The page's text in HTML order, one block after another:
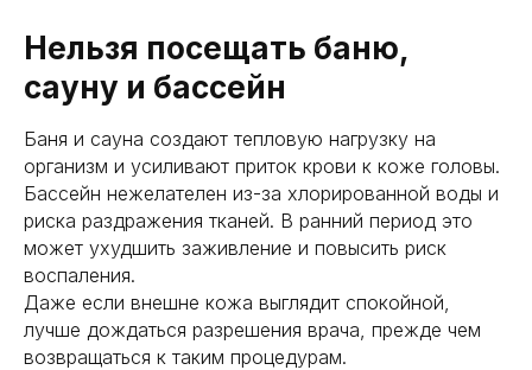
Нельзя посещать баню,
сауну и бассейн
Баня и сауна создают тепловую нагрузку на
организм и усиливают приток крови к коже головы.
Бассейн нежелателен из-за хлорированной воды и
риска раздражения тканей. В ранний период это
может ухудшить заживление и повысить риск
воспаления.
Даже если внешне кожа выглядит спокойной,
лучше дождаться разрешения врача, прежде чем
возвращаться к таким процедурам.